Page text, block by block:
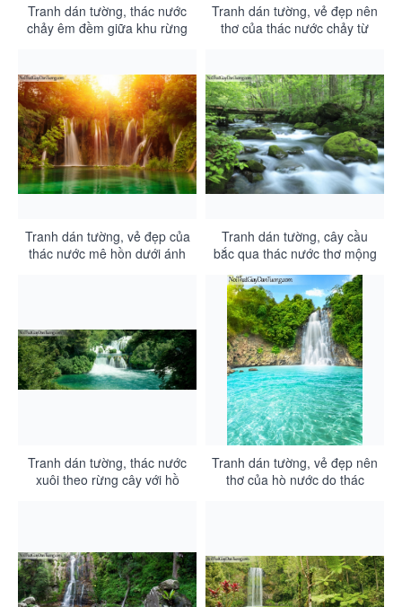
Tranh dán tường, thác nước
chảy êm đềm giữa khu rừng
Tranh dán tường, vẻ đẹp nên
thơ của thác nước chảy từ
Tranh dán tường, vẻ đẹp của
thác nước mê hồn dưới ánh
Tranh dán tường, cây cầu
bắc qua thác nước thơ mộng
chảy trong rừng xanh
DA3065
Tranh dán tường, thác nước
xuôi theo rừng cây với hồ
Tranh dán tường, vẻ đẹp nên
thơ của hò nước do thác